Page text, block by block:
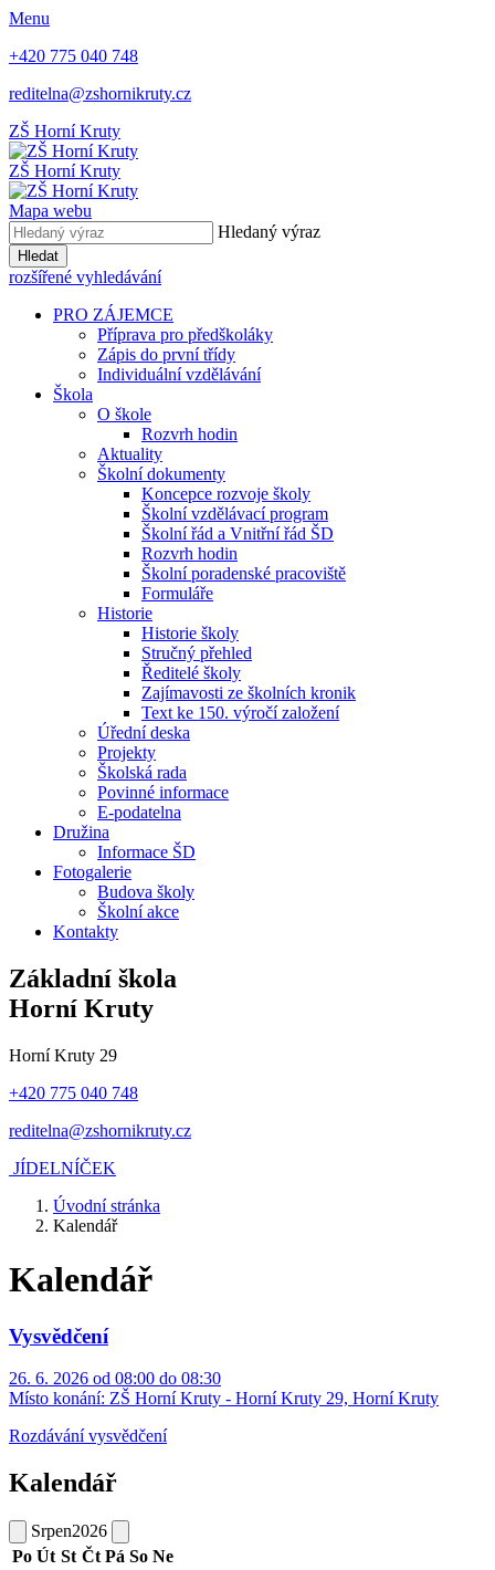
Menu
+420 775 040 748
reditelna@zshornikruty.cz
ZŠ Horní Kruty
ZŠ Horní Kruty
Mapa webu
Hledaný výraz
Hledat
rozšířené vyhledávání
PRO ZÁJEMCE
Příprava pro předškoláky
Zápis do první třídy
Individuální vzdělávání
Škola
O škole
Rozvrh hodin
Aktuality
Školní dokumenty
Koncepce rozvoje školy
Školní vzdělávací program
Školní řád a Vnitřní řád ŠD
Rozvrh hodin
Školní poradenské pracoviště
Formuláře
Historie
Historie školy
Stručný přehled
Ředitelé školy
Zajímavosti ze školních kronik
Text ke 150. výročí založení
Úřední deska
Projekty
Školská rada
Povinné informace
E-podatelna
Družina
Informace ŠD
Fotogalerie
Budova školy
Školní akce
Kontakty
Základní škola
Horní Kruty
Horní Kruty 29
+420 775 040 748
reditelna@zshornikruty.cz
JÍDELNÍČEK
Úvodní stránka
Kalendář
Kalendář
Vysvědčení
26. 6. 2026 od 08:00 do 08:30
Místo konání: ZŠ Horní Kruty - Horní Kruty 29, Horní Kruty
Rozdávání vysvědčení
Kalendář
Srpen2026
Po Út St Čt Pá So Ne